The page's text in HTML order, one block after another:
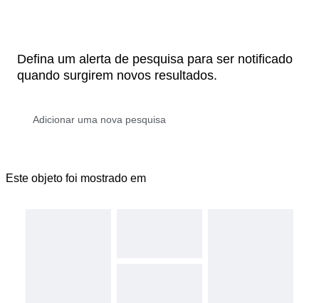
Defina um alerta de pesquisa para ser notificado
quando surgirem novos resultados.
Este objeto foi mostrado em